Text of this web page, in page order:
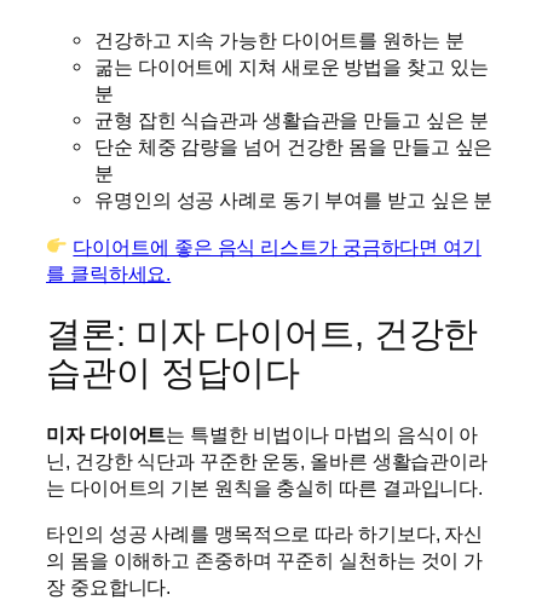
건강하고 지속 가능한 다이어트를 원하는 분
굶는 다이어트에 지쳐 새로운 방법을 찾고 있는
분
균형 잡힌 식습관과 생활습관을 만들고 싶은 분
단순 체중 감량을 넘어 건강한 몸을 만들고 싶은
분
유명인의 성공 사례로 동기 부여를 받고 싶은 분
다이어트에 좋은 음식 리스트가 궁금하다면 여기
를 클릭하세요.
결론: 미자 다이어트, 건강한
습관이 정답이다
미자 다이어트는 특별한 비법이나 마법의 음식이 아
닌, 건강한 식단과 꾸준한 운동, 올바른 생활습관이라
는 다이어트의 기본 원칙을 충실히 따른 결과입니다.
타인의 성공 사례를 맹목적으로 따라 하기보다, 자신
의 몸을 이해하고 존중하며 꾸준히 실천하는 것이 가
장 중요합니다.